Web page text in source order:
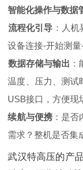
智能化操作与数据
流程化引导 ：人
设备连接-开始测
数据存储与输出
温度、压力、测试
USB接口，方便现
续航与便携：是否
需求？整机是否集
武汉特高压的产